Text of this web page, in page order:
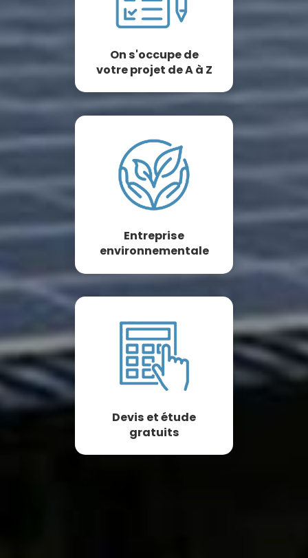
On s'occupe de
votre projet de A à Z
Entreprise
environnementale
Devis et étude
gratuits